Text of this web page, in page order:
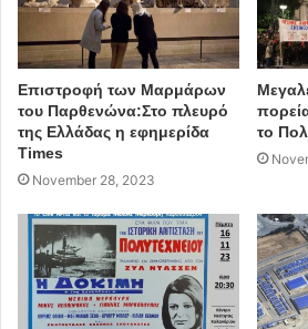
εκθέσεις, φεστιβάλ ποίησης,
μια θάλασσα συναντήσεων και
ελευθερίας και έκφρασης στο
Εξαιτίας του κορονοϊού, τους
πραγματοποιούνταν εκδηλώσεις με
σκοπό να τον σφραγίσει.
Είναι φανερό ότι στις μέρες της
όπου ο πολιτισμός γίνεται με
Επιστροφή των Μαρμάρων
του Παρθενώνα:Στο πλευρό
της Ελλάδας η εφημερίδα
Times
November 28, 2023
το